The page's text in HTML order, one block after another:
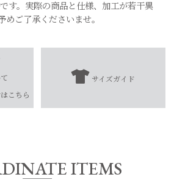
す。実際の商品と仕様、加工が若干異
めご了承くださいませ。
くは商品の取扱表示にてご確認をお願
して】
。
こちら
サイズガイド
ITEMS